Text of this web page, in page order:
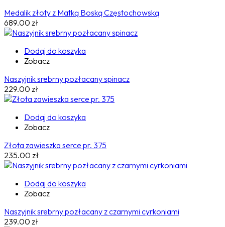
Medalik złoty z Matką Boską Częstochowską
689.00 zł
Dodaj do koszyka
Zobacz
Naszyjnik srebrny pozłacany spinacz
229.00 zł
Dodaj do koszyka
Zobacz
Złota zawieszka serce pr. 375
235.00 zł
Dodaj do koszyka
Zobacz
Naszyjnik srebrny pozłacany z czarnymi cyrkoniami
239.00 zł